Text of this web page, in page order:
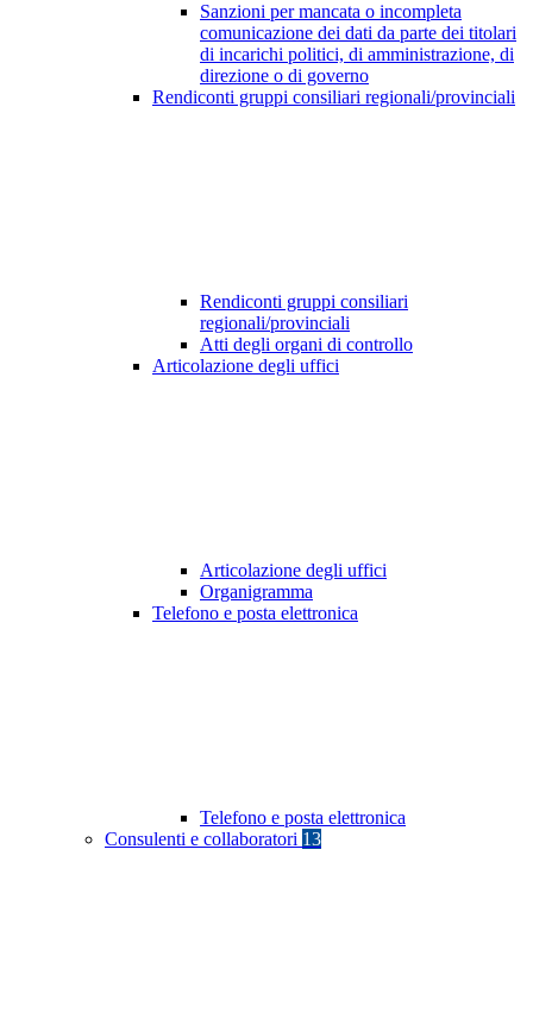
Sanzioni per mancata o incompleta
comunicazione dei dati da parte dei titolari
di incarichi politici, di amministrazione, di
direzione o di governo
Rendiconti gruppi consiliari regionali/provinciali
Rendiconti gruppi consiliari
regionali/provinciali
Atti degli organi di controllo
Articolazione degli uffici
Articolazione degli uffici
Organigramma
Telefono e posta elettronica
Telefono e posta elettronica
Consulenti e collaboratori 13